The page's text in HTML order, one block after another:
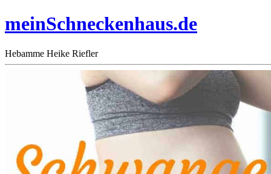
meinSchneckenhaus.de
Hebamme Heike Riefler